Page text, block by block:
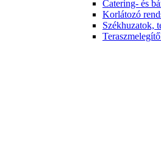
Catering- és
Korlátozó
Székhuzatok,